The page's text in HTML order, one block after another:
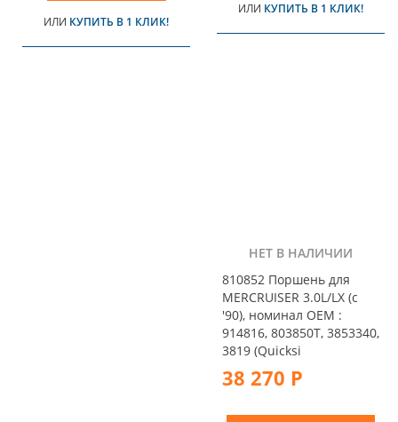
ИЛИ КУПИТЬ В 1 КЛИК!
ИЛИ КУПИТЬ В 1 КЛИК!
НЕТ В НАЛИЧИИ
810852 Поршень для
MERCRUISER 3.0L/LX (с
'90), номинал OEM :
914816, 803850T, 3853340,
3819 (Quicksi
38 270 Р